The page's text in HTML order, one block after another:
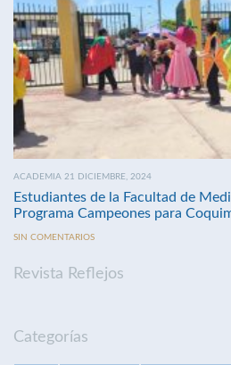
ACADEMIA 21 DICIEMBRE, 2024
Estudiantes de la Facultad de
Programa Campeones para
SIN COMENTARIOS
Revista Reflejos
Categorías